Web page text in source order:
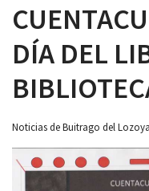
DÍA DEL
Noticias de Buitrago del Lozoya